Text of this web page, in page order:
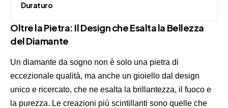
Duraturo
Oltre la Pietra: Il Design che Esalta la Bellezza
del Diamante
Un diamante da sogno non è solo una pietra di
eccezionale qualità, ma anche un gioiello dal design
unico e ricercato, che ne esalta la brillantezza, il fuoco e
la purezza. Le creazioni più scintillanti sono quelle che